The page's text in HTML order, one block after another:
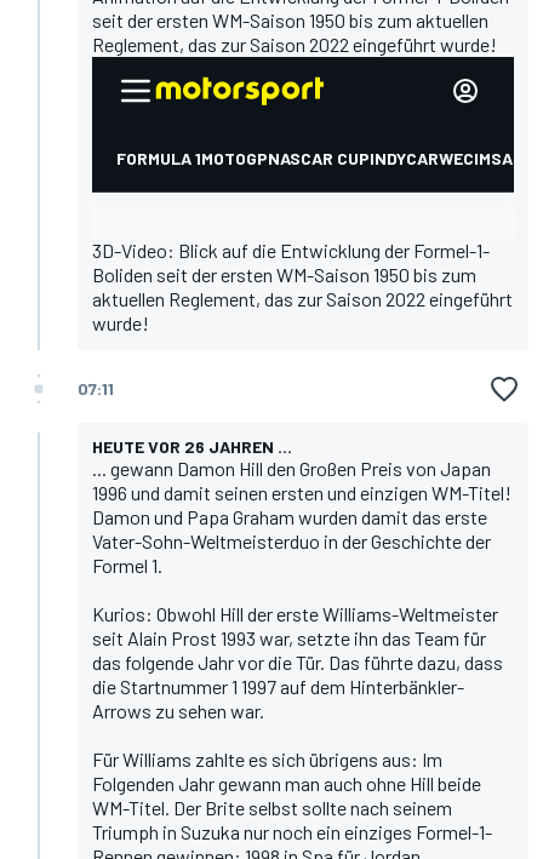
seit der ersten WM-Saison 1950 bis zum aktuellen
Reglement, das zur Saison 2022 eingeführt wurde!
3D-Video: Blick auf die Entwicklung der Formel-1-
Boliden seit der ersten WM-Saison 1950 bis zum
aktuellen Reglement, das zur Saison 2022 eingeführt
wurde!
07:11
HEUTE VOR 26 JAHREN ...
... gewann Damon Hill den Großen Preis von Japan
1996 und damit seinen ersten und einzigen WM-Titel!
Damon und Papa Graham wurden damit das erste
Vater-Sohn-Weltmeisterduo in der Geschichte der
Formel 1.
Kurios: Obwohl Hill der erste Williams-Weltmeister
seit Alain Prost 1993 war, setzte ihn das Team für
das folgende Jahr vor die Tür. Das führte dazu, dass
die Startnummer 1 1997 auf dem Hinterbänkler-
Arrows zu sehen war.
Für Williams zahlte es sich übrigens aus: Im
Folgenden Jahr gewann man auch ohne Hill beide
WM-Titel. Der Brite selbst sollte nach seinem
Triumph in Suzuka nur noch ein einziges Formel-1-